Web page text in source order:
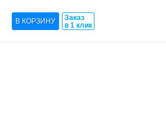
Заказ
в 1 клик